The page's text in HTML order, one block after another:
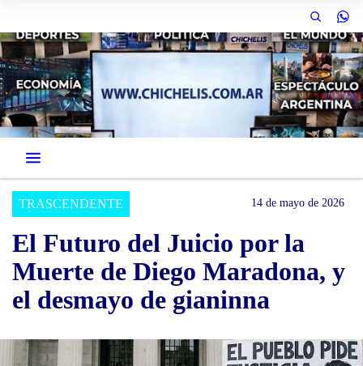
TRASCENDENTE 14 de mayo de 2026
El Futuro del Juicio por la
Muerte de Diego Maradona, y
el desmayo de gianinna